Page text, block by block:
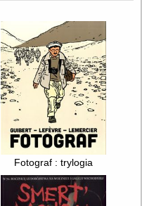
Fotograf : trylogia